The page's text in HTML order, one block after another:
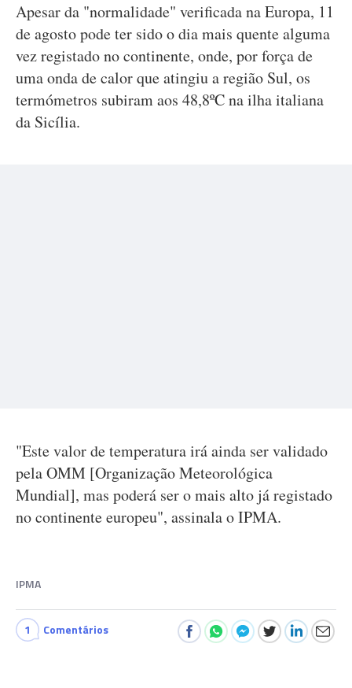
Apesar da "normalidade" verificada na Europa, 11
de agosto pode ter sido o dia mais quente alguma
vez registado no continente, onde, por força de
uma onda de calor que atingiu a região Sul, os
termómetros subiram aos 48,8ºC na ilha italiana
da Sicília.
"Este valor de temperatura irá ainda ser validado
pela OMM [Organização Meteorológica
Mundial], mas poderá ser o mais alto já registado
no continente europeu", assinala o IPMA.
IPMA
1 Comentários